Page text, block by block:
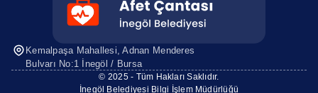
Kemalpaşa Mahallesi, Adnan Menderes
Bulvarı No:1 İnegöl / Bursa
© 2025 - Tüm Hakları Saklıdır.
İnegöl Belediyesi Bilgi İşlem Müdürlüğü